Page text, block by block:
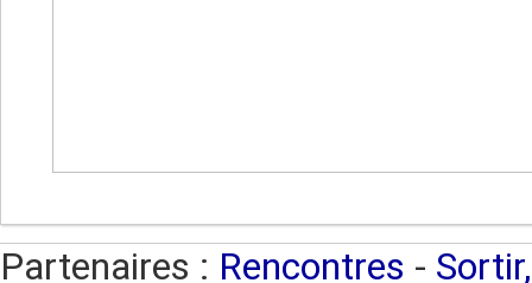
Partenaires : Rencontres -